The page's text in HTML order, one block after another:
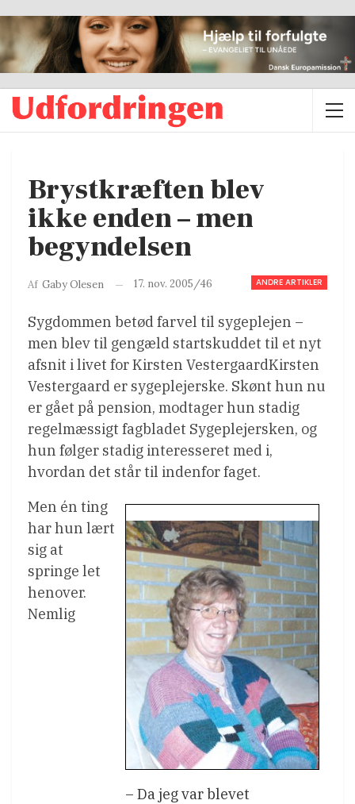
Brystkræften blev
ikke enden – men
begyndelsen
ANDRE ARTIKLER
Af Gaby Olesen 17. nov. 2005/46
Sygdommen betød farvel til sygeplejen –
men blev til gengæld startskuddet til et nyt
afsnit i livet for Kirsten VestergaardKirsten
Vestergaard er sygeplejerske. Skønt hun nu
er gået på pension, modtager hun stadig
regelmæssigt fagbladet Sygeplejersken, og
hun følger stadig interesseret med i,
hvordan det står til indenfor faget.
– Da jeg var blevet
Men én ting
har hun lært
sig at
springe let
henover.
Nemlig